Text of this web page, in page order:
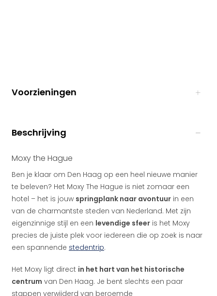
Voorzieningen
Beschrijving
Moxy the Hague
Ben je klaar om Den Haag op een heel nieuwe manier
te beleven? Het Moxy The Hague is niet zomaar een
hotel – het is jouw springplank naar avontuur in een
van de charmantste steden van Nederland. Met zijn
eigenzinnige stijl en een levendige sfeer is het Moxy
precies de juiste plek voor iedereen die op zoek is naar
een spannende stedentrip.
Het Moxy ligt direct in het hart van het historische
centrum van Den Haag. Je bent slechts een paar
stappen verwijderd van beroemde